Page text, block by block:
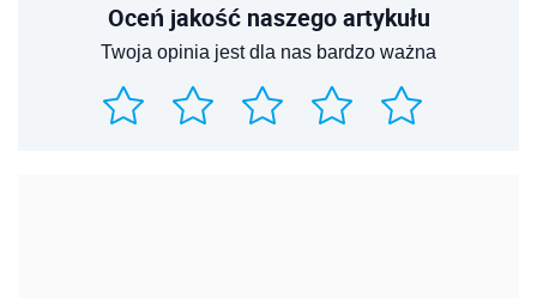
Oceń jakość naszego artykułu
Twoja opinia jest dla nas bardzo ważna